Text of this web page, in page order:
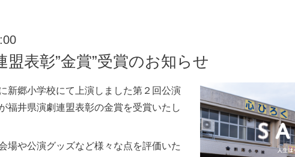
盟表彰”金賞”受賞のお知らせ
新郷小学校にて上演しました第２回公演
福井県演劇連盟表彰の金賞を受賞いたし
場や公演グッズなど様々な点を評価いた